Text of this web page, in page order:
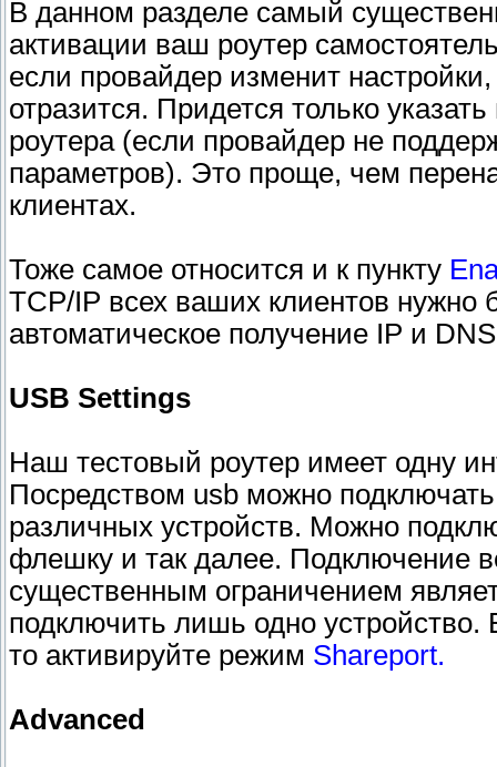
В данном разделе самый
активации ваш роутер
если провайдер изменит
отразится. Придется только
роутера (если провайдер не
параметров). Это проще, чем
клиентах.
Тоже самое относится и к пункту
TCP/IP всех ваших клиентов нужно
автоматическое получение IP и
USB Settings
Наш тестовый роутер имеет одну
Посредством usb можно
различных устройств. Можно
флешку и так далее. Подключение
существенным ограничением
подключить лишь одно
то активируйте режим Shareport.
Advanced